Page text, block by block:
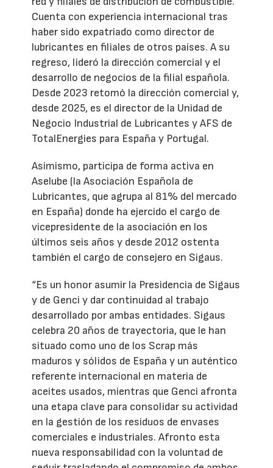
Cuenta con experiencia internacional tras
haber sido expatriado como director de
lubricantes en filiales de otros países. A su
regreso, lideró la dirección comercial y el
desarrollo de negocios de la filial española.
Desde 2023 retomó la dirección comercial y,
desde 2025, es el director de la Unidad de
Negocio Industrial de Lubricantes y AFS de
TotalEnergies para España y Portugal.
Asimismo, participa de forma activa en
Aselube (la Asociación Española de
Lubricantes, que agrupa al 81% del mercado
en España) donde ha ejercido el cargo de
vicepresidente de la asociación en los
últimos seis años y desde 2012 ostenta
también el cargo de consejero en Sigaus.
“Es un honor asumir la Presidencia de Sigaus
y de Genci y dar continuidad al trabajo
desarrollado por ambas entidades. Sigaus
celebra 20 años de trayectoria, que le han
situado como uno de los Scrap más
maduros y sólidos de España y un auténtico
referente internacional en materia de
aceites usados, mientras que Genci afronta
una etapa clave para consolidar su actividad
en la gestión de los residuos de envases
comerciales e industriales. Afronto esta
nueva responsabilidad con la voluntad de